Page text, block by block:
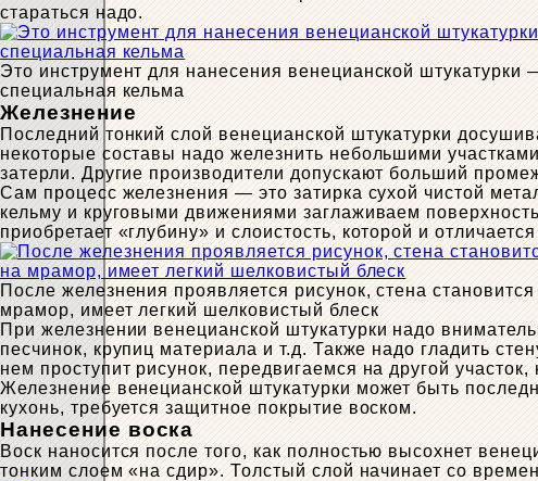
стараться надо.
Это инструмент для нанесения венецианской штукатурки
специальная кельма
Железнение
Последний тонкий слой венецианской штукатурки
некоторые составы надо железнить небольшими
затерли. Другие производители допускают больший
Сам процесс железнения — это затирка сухой чистой
кельму и круговыми движениями заглаживаем
приобретает «глубину» и слоистость, которой и
После железнения проявляется рисунок, стена
мрамор, имеет легкий шелковистый блеск
При железнении венецианской штукатурки надо
песчинок, крупиц материала и т.д. Также надо гладить
нем проступит рисунок, передвигаемся на другой
Железнение венецианской штукатурки может быть
кухонь, требуется защитное покрытие воском.
Нанесение воска
Воск наносится после того, как полностью высохнет
тонким слоем «на сдир». Толстый слой начинает со